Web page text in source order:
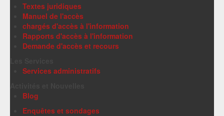
Textes juridiques
Manuel de l'accès
chargés d'accès à l'information
Rapports d'accès à l'information
Demande d'accès et recours
Services administratifs
Blog
Enquêtes et sondages